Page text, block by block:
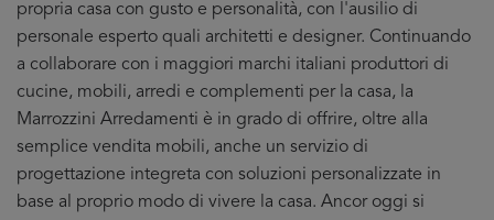
propria casa con gusto e personalità, con l'ausilio di
personale esperto quali architetti e designer. Continuando
a collaborare con i maggiori marchi italiani produttori di
cucine, mobili, arredi e complementi per la casa, la
Marrozzini Arredamenti è in grado di offrire, oltre alla
semplice vendita mobili, anche un servizio di
progettazione integreta con soluzioni personalizzate in
base al proprio modo di vivere la casa. Ancor oggi si